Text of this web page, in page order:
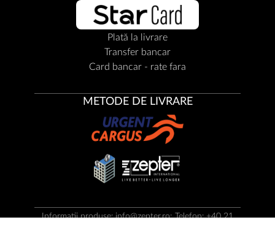
Plată la livrare
Transfer bancar
Card bancar - rate fara
METODE DE LIVRARE
Informatii produse:info@zepter.ro; Telefon: +40 21